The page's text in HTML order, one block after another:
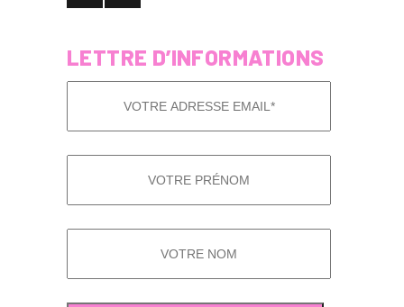
LETTRE D’INFORMATIONS